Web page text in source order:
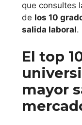
que consultes
de los 10
salida laboral.
El top
mayor